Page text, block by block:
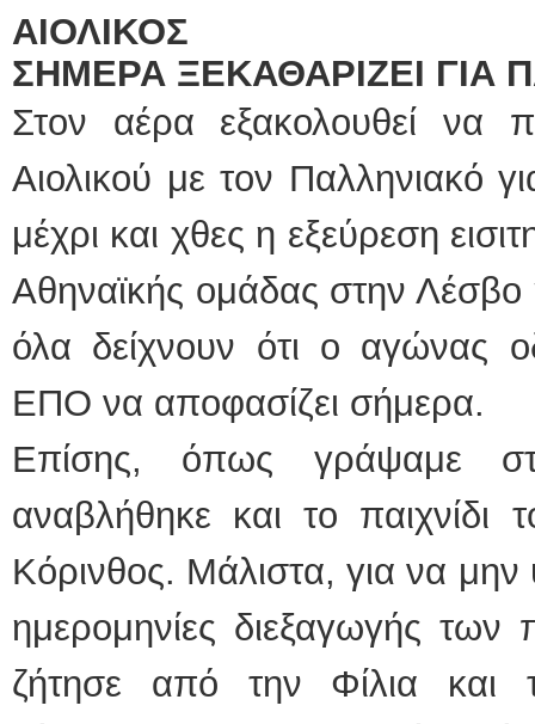
ΑΙΟΛΙΚΟΣ
ΣΗΜΕΡΑ ΞΕΚΑΘΑΡΙΖΕΙ ΓΙΑ
Στον αέρα εξακολουθεί να
Αιολικού με τον Παλληνιακό
μέχρι και χθες η εξεύρεση
Αθηναϊκής ομάδας στην
όλα δείχνουν ότι ο αγώνας
ΕΠΟ να αποφασίζει σήμερα.
Επίσης, όπως γράψαμε
αναβλήθηκε και το
Κόρινθος. Μάλιστα, για να μην
ημερομηνίες διεξαγωγής
ζήτησε από την Φίλια και
ΕΙΔΙΚΟΣ
Holter
υπέρηχος
Μυτιλήνη